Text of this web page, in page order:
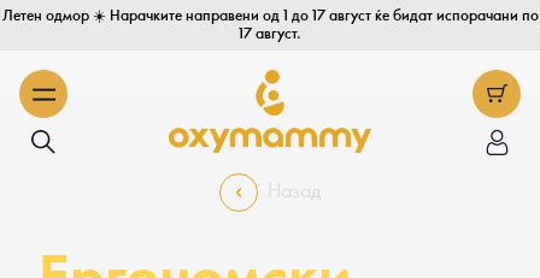
Летен одмор ☀️ Нарачките направени од 1 до 17 август ќе бидат испорачани по
17 август.
Назад